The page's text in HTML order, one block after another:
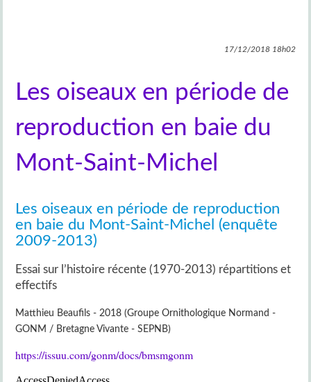
17/12/201818h02
Les oiseaux en période de
reproduction en baie du
Mont-Saint-Michel
Les oiseaux en période de reproduction
en baie du Mont-Saint-Michel (enquête
2009-2013)
Essai sur l’histoire récente (1970-2013) répartitions et
effectifs
Matthieu Beaufils - 2018 (Groupe Ornithologique Normand -
GONM / Bretagne Vivante - SEPNB)
https://issuu.com/gonm/docs/bmsmgonm